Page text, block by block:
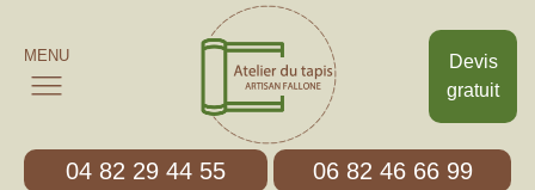
Devis
gratuit
MENU
04 82 29 44 55 06 82 46 66 99